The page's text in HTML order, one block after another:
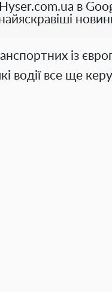
в
із
водії все ще